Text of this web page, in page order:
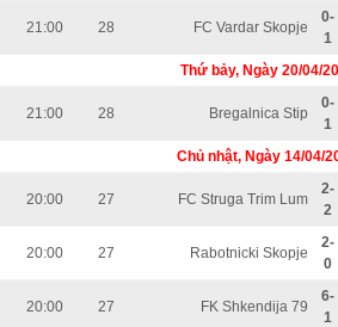
21:00 28 FC Vardar Skopje
0-
1
Thứ bảy, Ngày 20/04/
21:00 28 Bregalnica Stip
0-
1
Chủ nhật, Ngày 14/04/
20:00 27 FC Struga Trim Lum
2-
2
20:00 27 Rabotnicki Skopje
2-
0
20:00 27 FK Shkendija 79
6-
1